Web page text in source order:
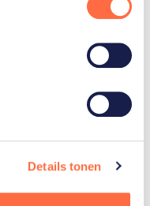
Details tonen
een way of